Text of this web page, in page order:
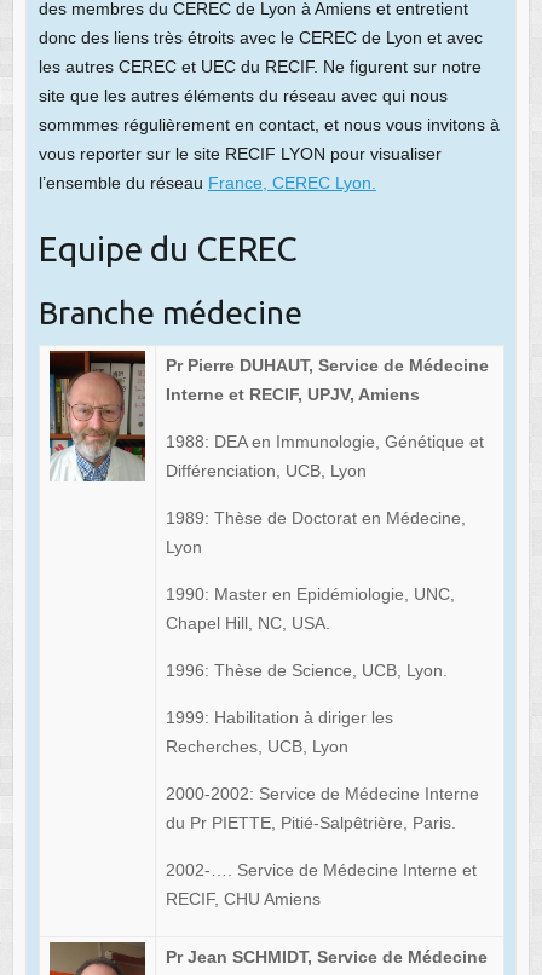
des membres du CEREC de Lyon à Amiens et entretient
donc des liens très étroits avec le CEREC de Lyon et avec
les autres CEREC et UEC du RECIF. Ne figurent sur notre
site que les autres éléments du réseau avec qui nous
sommmes régulièrement en contact, et nous vous invitons à
vous reporter sur le site RECIF LYON pour visualiser
l’ensemble du réseau France, CEREC Lyon.
Equipe du CEREC
Branche médecine
Pr Pierre DUHAUT, Service de Médecine
Interne et RECIF, UPJV, Amiens
1988: DEA en Immunologie, Génétique et
Différenciation, UCB, Lyon
1989: Thèse de Doctorat en Médecine,
Lyon
1990: Master en Epidémiologie, UNC,
Chapel Hill, NC, USA.
1996: Thèse de Science, UCB, Lyon.
1999: Habilitation à diriger les
Recherches, UCB, Lyon
2000-2002: Service de Médecine Interne
du Pr PIETTE, Pitié-Salpêtrière, Paris.
2002-…. Service de Médecine Interne et
RECIF, CHU Amiens
Pr Jean SCHMIDT, Service de Médecine